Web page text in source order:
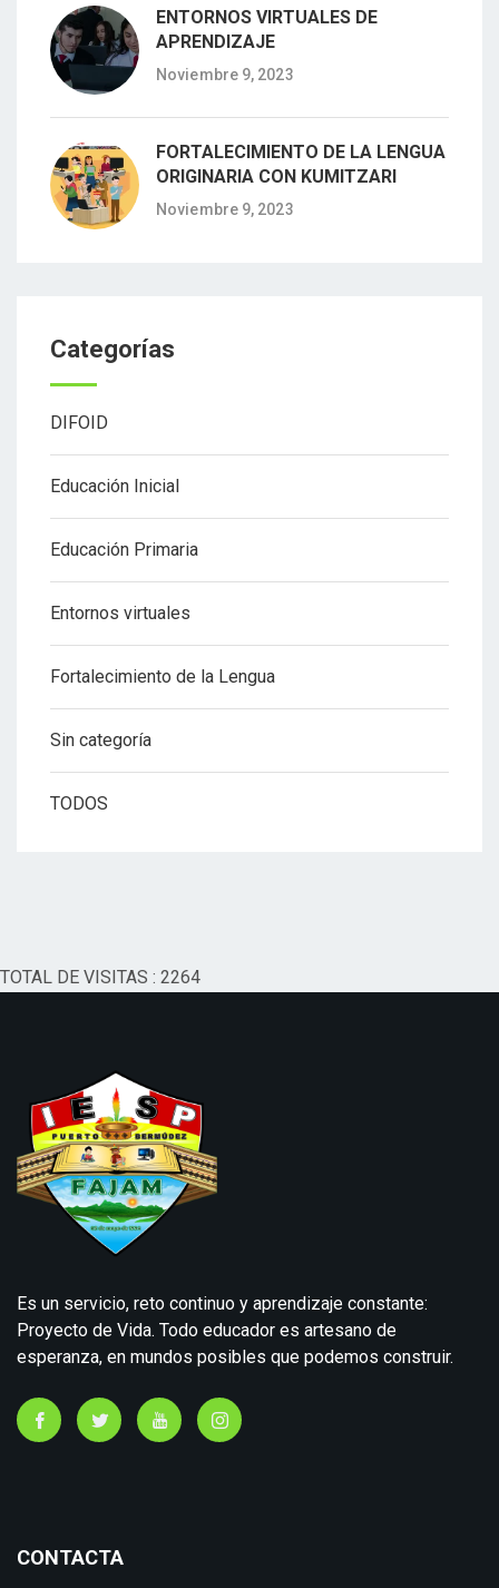
ENTORNOS VIRTUALES DE
APRENDIZAJE
Noviembre 9, 2023
FORTALECIMIENTO DE LA LENGUA
ORIGINARIA CON KUMITZARI
Noviembre 9, 2023
Categorías
DIFOID
Educación Inicial
Educación Primaria
Entornos virtuales
Fortalecimiento de la Lengua
Sin categoría
TODOS
TOTAL DE VISITAS : 2264
Es un servicio, reto continuo y aprendizaje constante:
Proyecto de Vida. Todo educador es artesano de
esperanza, en mundos posibles que podemos construir.
CONTACTA